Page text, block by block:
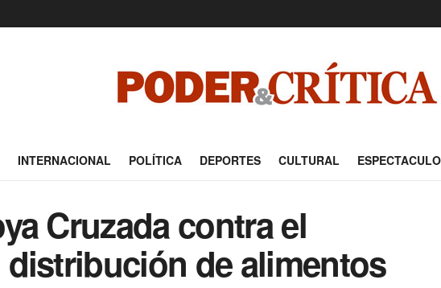
INTERNACIONAL POLÍTICA DEPORTES CULTURAL
Cruzada contra el
distribución de alimentos